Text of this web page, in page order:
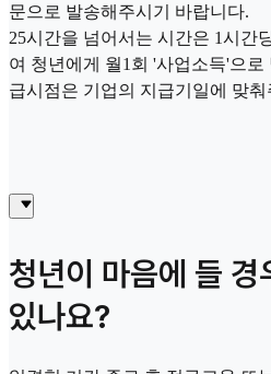
문으로 발송해주시기 바랍니다.
25시간을 넘어서는 시간은 1시간
여 청년에게 월1회 '사업소득'으로
급시점은 기업의 지급기일에 맞
청년이 마음에 들 경
있나요?